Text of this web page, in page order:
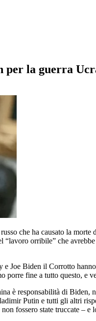
per la guerra
che ha causato la
“lavoro orribile” che
Joe Biden il Corrotto
fine a tutto questo, e
è responsabilità di
Putin e tutti gli altri
fossero state truccate –